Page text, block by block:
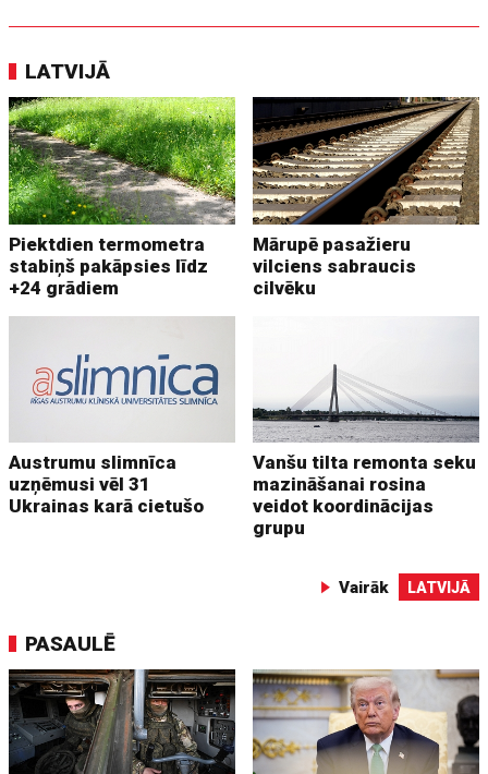
LATVIJĀ
Piektdien termometra
stabiņš pakāpsies līdz
+24 grādiem
Mārupē pasažieru
vilciens sabraucis
cilvēku
Austrumu slimnīca
uzņēmusi vēl 31
Ukrainas karā cietušo
Vanšu tilta remonta seku
mazināšanai rosina
veidot koordinācijas
grupu
Vairāk LATVIJĀ
PASAULĒ